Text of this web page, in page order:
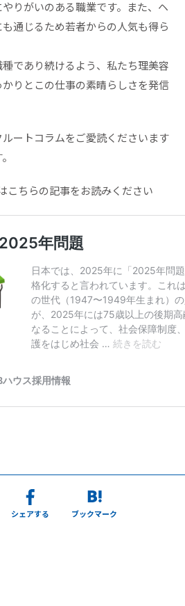
りがいのある職業です。また、ヘ
通じるため若者からの人気も得ら
であり続けるよう、私たち理美容
りとこの仕事の素晴らしさを発信
ートコラムをご愛読くださいます
ちらの記事をお読みください
シェアする ブックマーク